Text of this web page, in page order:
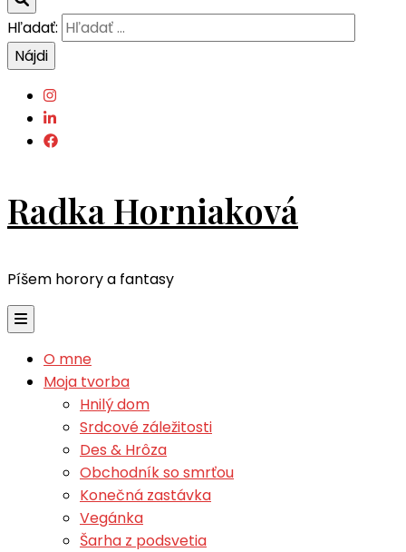
Hľadať:
Radka Horniaková
Píšem horory a fantasy
O mne
Moja tvorba
Hnilý dom
Srdcové záležitosti
Des & Hrôza
Obchodník so smrťou
Konečná zastávka
Vegánka
Šarha z podsvetia